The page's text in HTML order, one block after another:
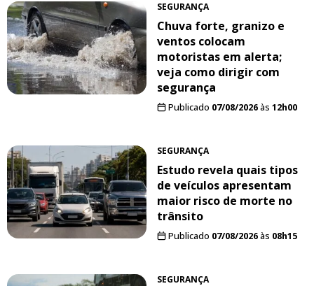
SEGURANÇA
Chuva forte, granizo e
ventos colocam
motoristas em alerta;
veja como dirigir com
segurança
Publicado 07/08/2026às 12h00
SEGURANÇA
Estudo revela quais tipos
de veículos apresentam
maior risco de morte no
trânsito
Publicado 07/08/2026às 08h15
SEGURANÇA